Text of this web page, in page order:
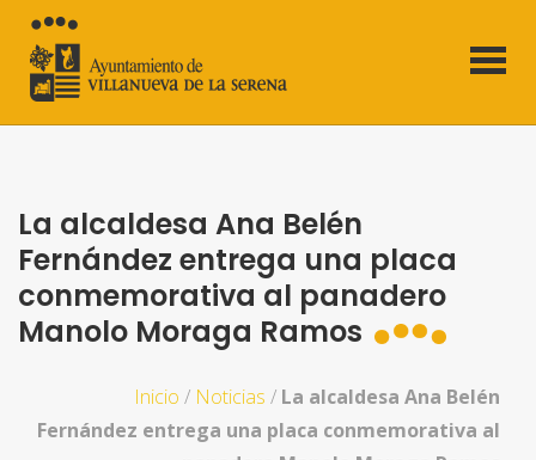
La alcaldesa Ana Belén
Fernández entrega una placa
conmemorativa al panadero
Manolo Moraga Ramos
Inicio / Noticias / La alcaldesa Ana Belén
Fernández entrega una placa conmemorativa al